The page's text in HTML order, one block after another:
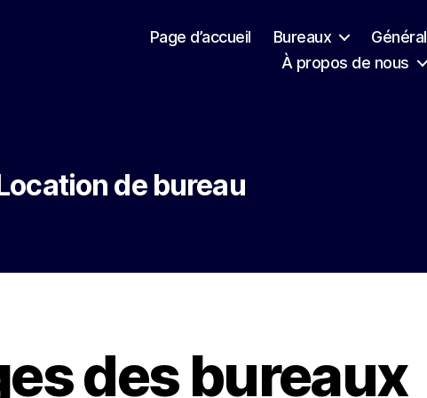
Page d’accueil Bureaux
Général
À propos de nous
de bureau
des bureaux